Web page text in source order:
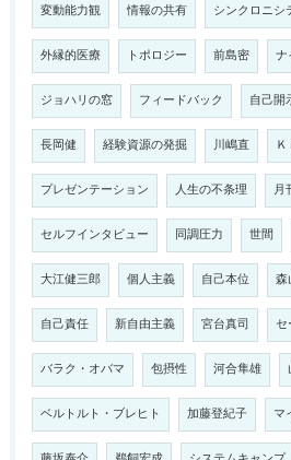
変動能力観 情報の共有 シンクロニシ
外縁的医療 トポロジー 前島密 ナ
ジョハリの窓 フィードバック 自己開
長岡健 経験資源の発掘 川嶋直
プレゼンテーション 人生の不条理 月
セルフインタビュー 同調圧力 世間
大江健三郎 個人主義 自己本位 森
自己責任 新自由主義 宮台真司 セ
バラク・オバマ 包摂性 河合隼雄
ベルトルト・ブレヒト 加藤登紀子 マ